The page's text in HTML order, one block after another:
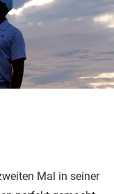
Mal in seiner